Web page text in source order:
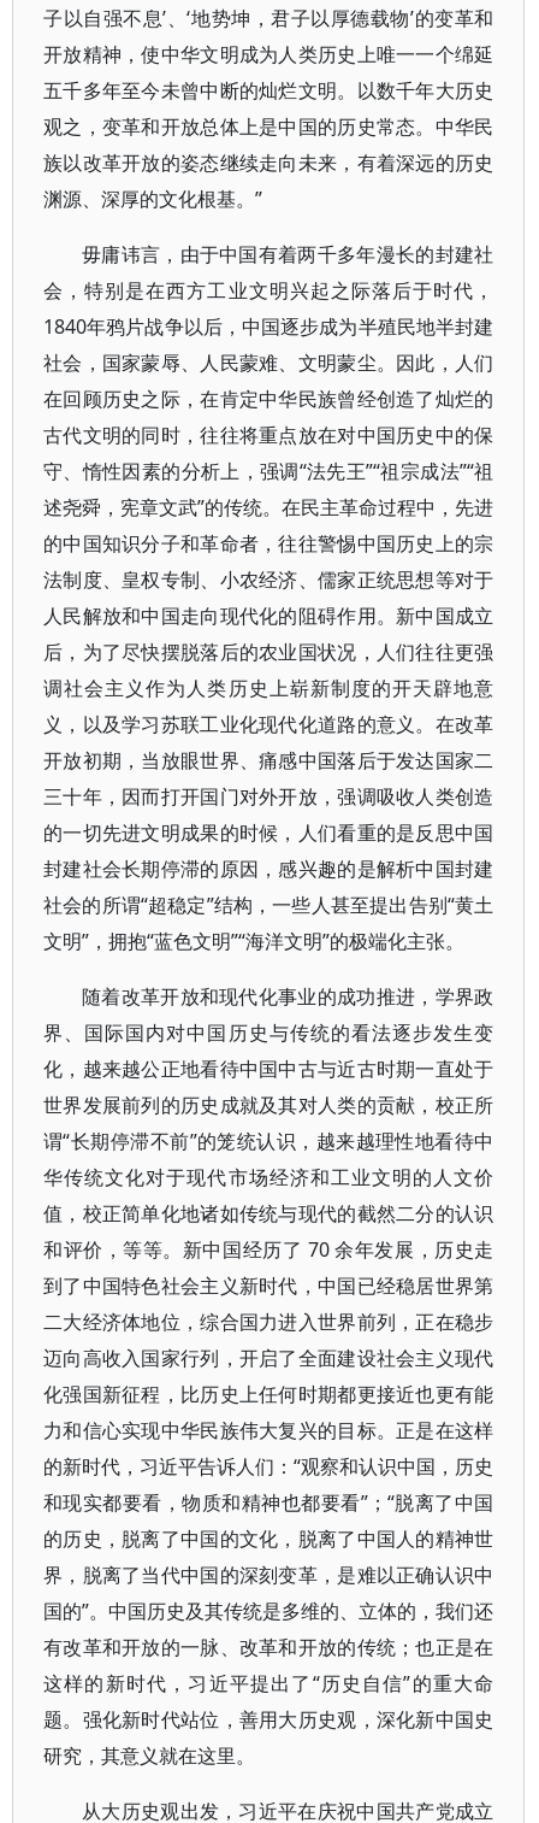
子以自强不息’、‘地势坤，君子以厚德载物’的变革和
开放精神，使中华文明成为人类历史上唯一一个绵延
五千多年至今未曾中断的灿烂文明。以数千年大历史
观之，变革和开放总体上是中国的历史常态。中华民
族以改革开放的姿态继续走向未来，有着深远的历史
渊源、深厚的文化根基。”
毋庸讳言，由于中国有着两千多年漫长的封建社
会，特别是在西方工业文明兴起之际落后于时代，
1840年鸦片战争以后，中国逐步成为半殖民地半封建
社会，国家蒙辱、人民蒙难、文明蒙尘。因此，人们
在回顾历史之际，在肯定中华民族曾经创造了灿烂的
古代文明的同时，往往将重点放在对中国历史中的保
守、惰性因素的分析上，强调“法先王”“祖宗成法”“祖
述尧舜，宪章文武”的传统。在民主革命过程中，先进
的中国知识分子和革命者，往往警惕中国历史上的宗
法制度、皇权专制、小农经济、儒家正统思想等对于
人民解放和中国走向现代化的阻碍作用。新中国成立
后，为了尽快摆脱落后的农业国状况，人们往往更强
调社会主义作为人类历史上崭新制度的开天辟地意
义，以及学习苏联工业化现代化道路的意义。在改革
开放初期，当放眼世界、痛感中国落后于发达国家二
三十年，因而打开国门对外开放，强调吸收人类创造
的一切先进文明成果的时候，人们看重的是反思中国
封建社会长期停滞的原因，感兴趣的是解析中国封建
社会的所谓“超稳定”结构，一些人甚至提出告别“黄土
文明”，拥抱“蓝色文明”“海洋文明”的极端化主张。
随着改革开放和现代化事业的成功推进，学界政
界、国际国内对中国历史与传统的看法逐步发生变
化，越来越公正地看待中国中古与近古时期一直处于
世界发展前列的历史成就及其对人类的贡献，校正所
谓“长期停滞不前”的笼统认识，越来越理性地看待中
华传统文化对于现代市场经济和工业文明的人文价
值，校正简单化地诸如传统与现代的截然二分的认识
和评价，等等。新中国经历了 70 余年发展，历史走
到了中国特色社会主义新时代，中国已经稳居世界第
二大经济体地位，综合国力进入世界前列，正在稳步
迈向高收入国家行列，开启了全面建设社会主义现代
化强国新征程，比历史上任何时期都更接近也更有能
力和信心实现中华民族伟大复兴的目标。正是在这样
的新时代，习近平告诉人们：“观察和认识中国，历史
和现实都要看，物质和精神也都要看”；“脱离了中国
的历史，脱离了中国的文化，脱离了中国人的精神世
界，脱离了当代中国的深刻变革，是难以正确认识中
国的”。中国历史及其传统是多维的、立体的，我们还
有改革和开放的一脉、改革和开放的传统；也正是在
这样的新时代，习近平提出了“历史自信”的重大命
题。强化新时代站位，善用大历史观，深化新中国史
研究，其意义就在这里。
从大历史观出发，习近平在庆祝中国共产党成立